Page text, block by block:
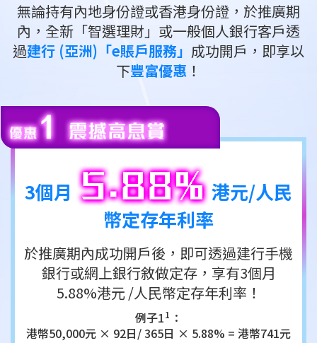
無論持有內地身份證或香港身份證，於推廣期
內，全新「智選理財」或一般個人銀行客戶透
過建行 (亞洲)「e賬戶服務」 成功開戶，即享以
下豐富優惠 ！
3個月
港元/人民
幣定存年利率
於推廣期內成功開戶後，即可透過建行手機
銀行或網上銀行敘做定存，享有3個月
5.88%港元 /人民幣定存年利率！
例子11 ：
港幣50,000元 × 92日/ 365日 × 5.88% = 港幣741元